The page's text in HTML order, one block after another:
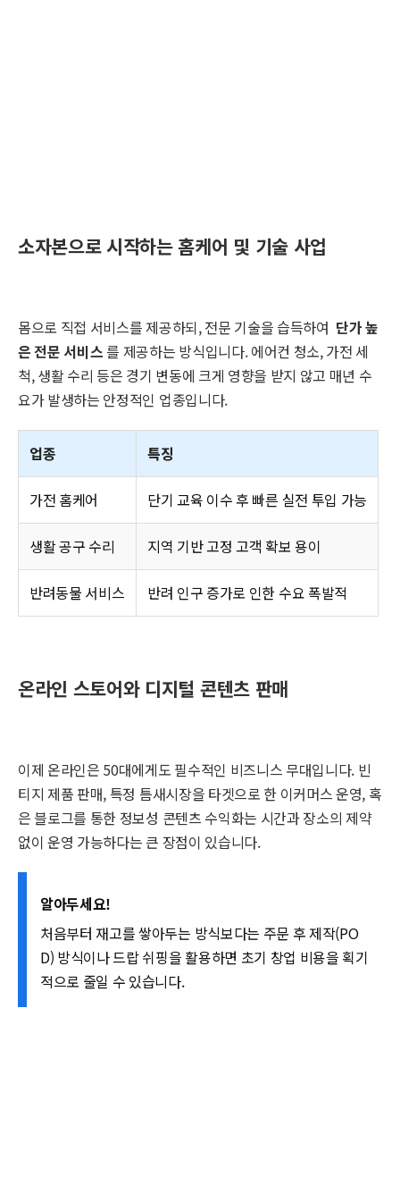
소자본으로 시작하는 홈케어 및 기술 사업
몸으로 직접 서비스를 제공하되, 전문 기술을 습득하여 단가 높
은 전문 서비스를 제공하는 방식입니다. 에어컨 청소, 가전 세
척, 생활 수리 등은 경기 변동에 크게 영향을 받지 않고 매년 수
요가 발생하는 안정적인 업종입니다.
업종 특징
가전 홈케어 단기 교육 이수 후 빠른 실전 투입 가능
생활 공구 수리 지역 기반 고정 고객 확보 용이
반려동물 서비스 반려 인구 증가로 인한 수요 폭발적
온라인 스토어와 디지털 콘텐츠 판매
이제 온라인은 50대에게도 필수적인 비즈니스 무대입니다. 빈
티지 제품 판매, 특정 틈새시장을 타겟으로 한 이커머스 운영, 혹
은 블로그를 통한 정보성 콘텐츠 수익화는 시간과 장소의 제약
없이 운영 가능하다는 큰 장점이 있습니다.
알아두세요!
처음부터 재고를 쌓아두는 방식보다는 주문 후 제작(PO
D) 방식이나 드랍 쉬핑을 활용하면 초기 창업 비용을 획기
적으로 줄일 수 있습니다.